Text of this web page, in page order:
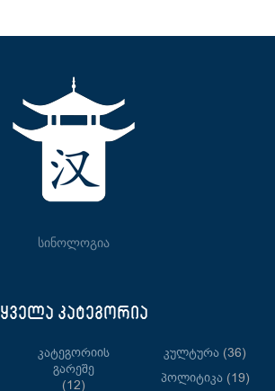
სინოლოგია
ყველა კატეგორია
Კატეგორიის
Გარეშე
(12)
Კულტურა (36)
Პოლიტიკა(19)